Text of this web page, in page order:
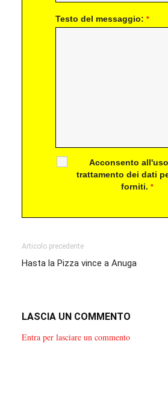
Testo del messaggio: *
Acconsento
trattamento dei dati
forniti.*
Articolo precedente
Hasta la Pizza vince a Anuga
LASCIA UN COMMENTO
Entra per lasciare un commento